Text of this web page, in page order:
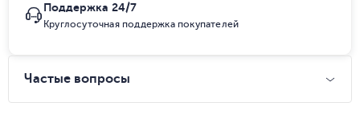
Поддержка 24/7
Круглосуточная поддержка покупателей
Частые вопросы